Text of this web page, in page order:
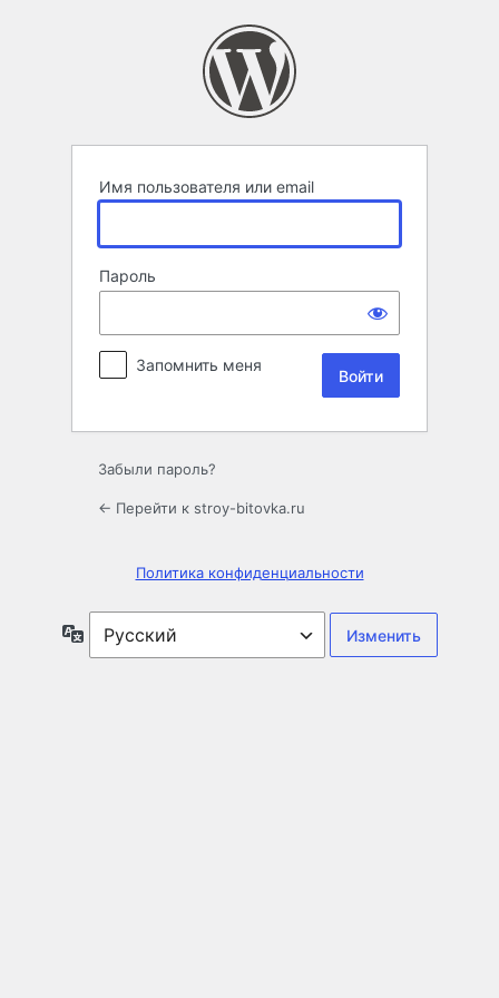
Имя пользователя или email
Пароль
Запомнить меня
Забыли пароль?
← Перейти к stroy-bitovka.ru
Политика конфиденциальности
Язык